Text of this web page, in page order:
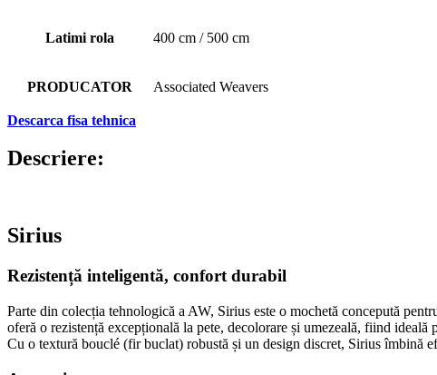
Latimi rola 400 cm / 500 cm
PRODUCATOR Associated Weavers
Descarca fisa tehnica
Descriere:
Sirius
Rezistență inteligentă, confort durabil
Parte din colecția tehnologică a AW, Sirius este o mochetă concepută
oferă o rezistență excepțională la pete, decolorare și umezeală, fiind
Cu o textură bouclé (fir buclat) robustă și un design discret, Sirius îmbină